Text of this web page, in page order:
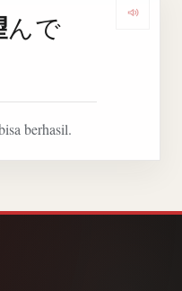
んで
berhasil.